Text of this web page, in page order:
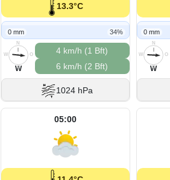
13.3°C
0 mm 34%
N
O
S
W
W
4 km/h (1 Bft)
6 km/h (2 Bft)
1024 hPa
0 mm
N
O
S
W
W
05:00